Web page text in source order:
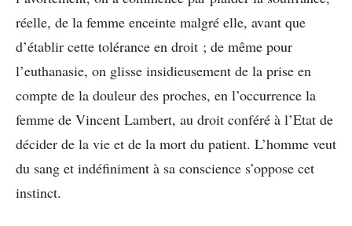
réelle, de la femme enceinte malgré elle, avant que
d’établir cette tolérance en droit ; de même pour
l’euthanasie, on glisse insidieusement de la prise en
compte de la douleur des proches, en l’occurrence la
femme de Vincent Lambert, au droit conféré à l’Etat de
décider de la vie et de la mort du patient. L’homme veut
du sang et indéfiniment à sa conscience s’oppose cet
instinct.